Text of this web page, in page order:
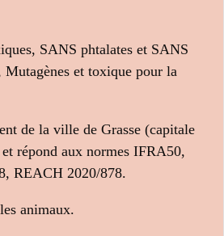
SANS phtalates et SANS
Mutagènes et toxique pour la
de la ville de Grasse (capitale
répond aux normes IFRA50,
REACH 2020/878.
animaux.